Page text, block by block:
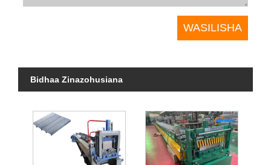
Bidhaa Zinazohusiana